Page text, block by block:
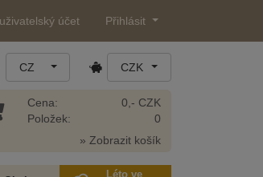
účet Přihlásit
CZ CZK
Cena:
Položek:
0,- CZK
0
» Zobrazit košík
Léto ve